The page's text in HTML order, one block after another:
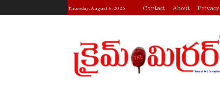
Thursday, August 6, 2026 Contact About Privacy